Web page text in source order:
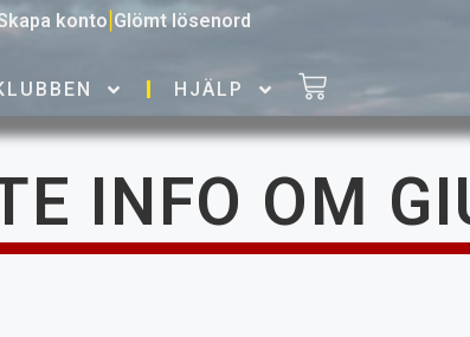
konto Glömt lösenord
HJÄLP
INFO OM